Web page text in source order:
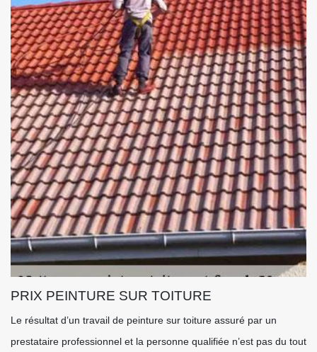
PRIX PEINTURE SUR TOITURE
Le résultat d’un travail de peinture sur toiture assuré par un
prestataire professionnel et la personne qualifiée n’est pas du tout